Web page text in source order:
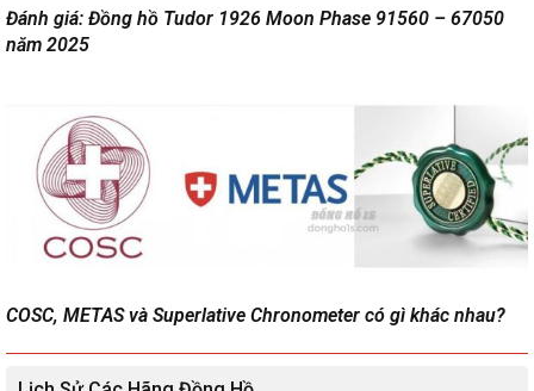
Đánh giá: Đồng hồ Tudor 1926 Moon Phase 91560 – 67050
năm 2025
COSC, METAS và Superlative Chronometer có gì khác nhau?